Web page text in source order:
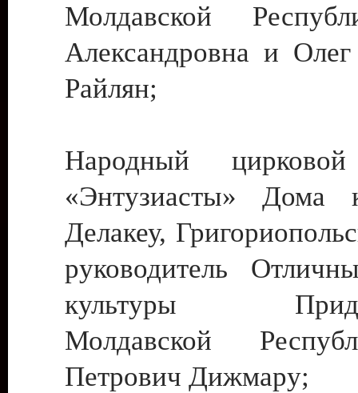
Молдавской
Александровна и
Райлян;
Народный цирковой
«Энтузиасты» Дома
Делакеу,
руководитель
культуры
Молдавской
Петрович Дижмару;